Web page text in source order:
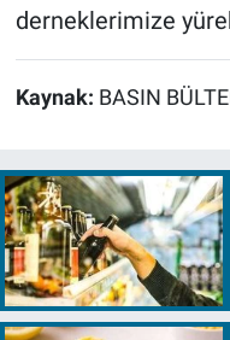
derneklerimize
Kaynak: BASIN